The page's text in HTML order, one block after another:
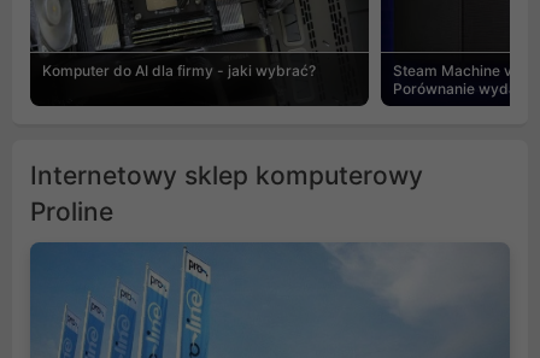
Komputer do AI dla firmy - jaki wybrać?
Steam Machine vs
Porównanie
Internetowy sklep komputerowy
Proline